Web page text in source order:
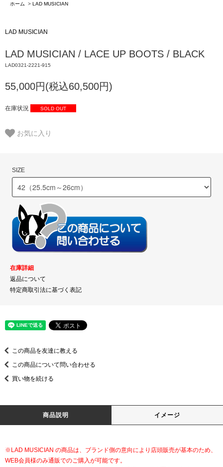
ホーム > LAD MUSICIAN
LAD MUSICIAN
LAD MUSICIAN / LACE UP BOOTS / BLACK
LAD0321-2221-915
55,000円(税込60,500円)
在庫状況 SOLD OUT
お気に入り
SIZE
在庫詳細
返品について
特定商取引法に基づく表記
この商品を友達に教える
この商品について問い合わせる
買い物を続ける
商品説明 イメージ
※LAD MUSICIAN の商品は、ブランド側の意向により店頭販売が基本のため、
WEB会員様のみ通販でのご購入が可能です。